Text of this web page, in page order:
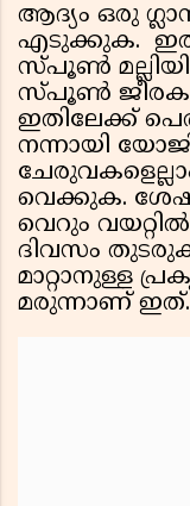
ആദ്യം ഒരു
എടുക്കുക.
സ്പൂൺ
സ്പൂൺ
ഇതിലേക്ക്
നന്നായി
വെക്കുക.
വെറും
ദിവസം
മാറ്റാനുള്ള
മരുന്നാണ് ഇത്.